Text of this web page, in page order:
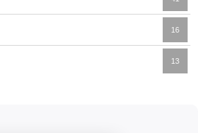
16
13